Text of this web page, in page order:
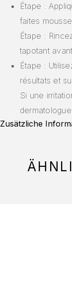
Étape :
faites
Étape :
tapotant
Étape :
résultats et
Si une
Zusätzliche